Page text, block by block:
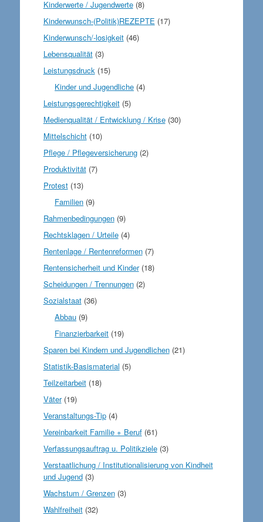
Kinderwerte / Jugendwerte(8)
Kinderwunsch-(Politik)REZEPTE (17)
Kinderwunsch/-losigkeit(46)
Lebensqualität(3)
Leistungsdruck(15)
Kinder und Jugendliche (4)
Leistungsgerechtigkeit(5)
Medienqualität / Entwicklung / Krise(30)
Mittelschicht(10)
Pflege / Pflegeversicherung(2)
Produktivität(7)
Protest(13)
Familien (9)
Rahmenbedingungen(9)
Rechtsklagen / Urteile(4)
Rentenlage / Rentenreformen(7)
Rentensicherheit und Kinder(18)
Scheidungen / Trennungen(2)
Sozialstaat(36)
Abbau (9)
Finanzierbarkeit (19)
Sparen bei Kindern und Jugendlichen(21)
Statistik-Basismaterial (5)
Teilzeitarbeit(18)
Väter(19)
Veranstaltungs-Tip(4)
Vereinbarkeit Familie + Beruf(61)
Verfassungsauftrag u. Politikziele(3)
Verstaatlichung / Institutionalisierung von Kindheit
und Jugend(3)
Wachstum / Grenzen(3)
Wahlfreiheit(32)